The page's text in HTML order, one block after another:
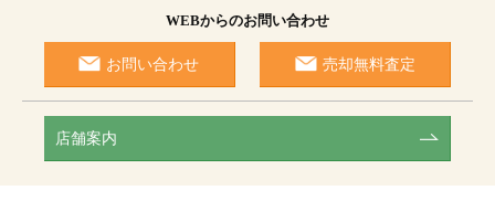
WEBからのお問い合わせ
お問い合わせ 売却無料査定
店舗案内